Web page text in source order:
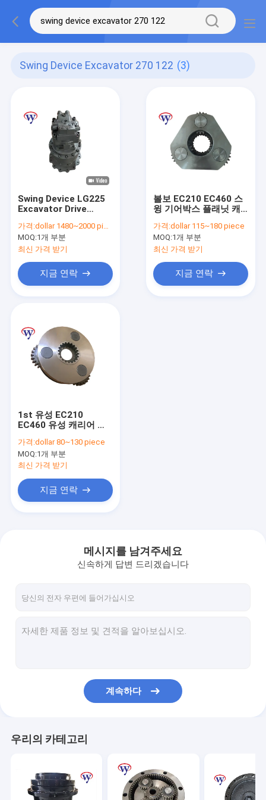
Swing Device Excavator 270 122 (3)
Swing Device LG225
Excavator Drive
122 Without Gearbox
가격:dollar 1480~2000 piece
MOQ:1개 부분
최신 가격 받기
지금 연락
볼보 EC210 EC460 스
윙 기어박스 플래닛 캐
30200
가격:dollar 115~180 piece
MOQ:1개 부분
최신 가격 받기
지금 연락
1st 유성 EC210
EC460 유성 캐리어 어
VOE14528725
가격:dollar 80~130 piece
MOQ:1개 부분
최신 가격 받기
지금 연락
메시지를 남겨주세요
신속하게 답변 드리겠습니다
계속하다
우리의 카테고리